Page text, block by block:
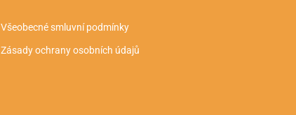
Všeobecné smluvní podmínky
Zásady ochrany osobních údajů